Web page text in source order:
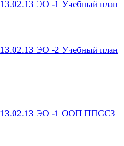
13.02.13 ЭО -1 Учебный план
13.02.13 ЭО -2 Учебный план
13.02.13 ЭО -1 ООП ППССЗ